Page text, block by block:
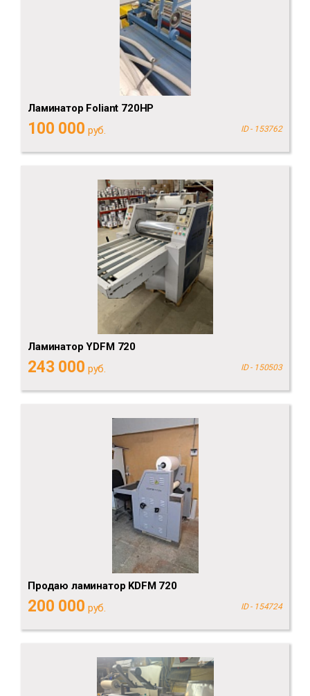
Ламинатор Foliant 720HP
100 000 руб. ID - 153762
Ламинатор YDFM 720
243 000 руб. ID - 150503
Продаю ламинатор KDFM 720
200 000 руб. ID - 154724